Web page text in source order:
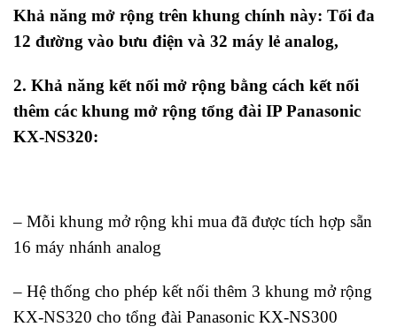
Khả năng mở rộng trên khung chính này: Tối đa
12 đường vào bưu điện và 32 máy lẻ analog,
2. Khả năng kết nối mở rộng bằng cách kết nối
thêm các khung mở rộng tổng đài IP Panasonic
KX-NS320:
– Mỗi khung mở rộng khi mua đã được tích hợp sẵn
16 máy nhánh analog
– Hệ thống cho phép kết nối thêm 3 khung mở rộng
KX-NS320 cho tổng đài Panasonic KX-NS300